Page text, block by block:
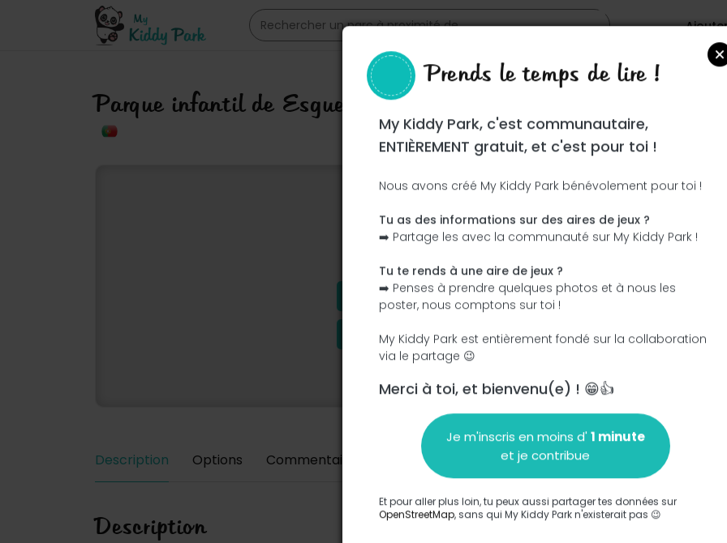
Parque infantil de Esgueira
Ce parc n'a pas encore été visité ! À toi de jouer !
J'ajoute le nom J'ajoute des photos
J'ajoute une description J'ajoute les équipements
Description Options Commentaires Ajouter un commentaire
Description
Prends le temps de lire !
My Kiddy Park, c'est communautaire,
ENTIÈREMENT gratuit, et c'est pour toi !
Nous avons créé My Kiddy Park bénévolement pour toi !
Tu as des informations sur des aires de jeux ?
➡️ Partage les avec la communauté sur My Kiddy Park !
Tu te rends à une aire de jeux ?
➡️ Penses à prendre quelques photos et à nous les
poster, nous comptons sur toi !
My Kiddy Park est entièrement fondé sur la collaboration
via le partage 😉
Merci à toi, et bienvenu(e) ! 😁👍
Je m'inscris en moins d'1 minute
et je contribue
Et pour aller plus loin, tu peux aussi partager tes données sur
OpenStreetMap, sans qui My Kiddy Park n'existerait pas 😉